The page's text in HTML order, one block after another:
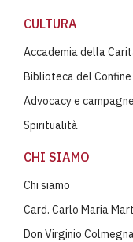
CULTURA
Accademia della
Biblioteca del Confine
Advocacy e campagne
Spiritualità
CHI SIAMO
Chi siamo
Card. Carlo Maria
Don Virginio Colmegna